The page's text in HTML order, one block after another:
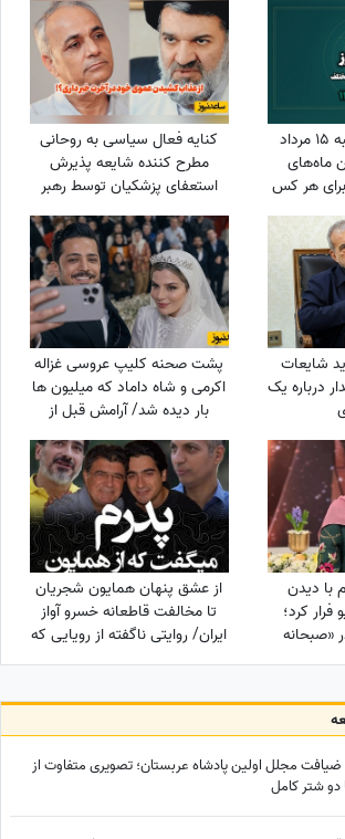
دعای امروز پنج‌شنبه 15 مرداد
ماه‌های
هر کس
زندگی
کنایه فعال سیاسی به روحانی
مطرح کننده شایعه پذیرش
استعفای پزشکیان توسط رهبر
انقلاب: چرا از حمله دشمن به
بیت رهبری جلوگیری نکردی؟
شایعات
درباره یک
پشت صحنه کلیپ عروسی غزاله
اکرمی و شاه داماد که میلیون ها
بار دیده شد/ آرامش قبل از
طوفان/ همه محو لبخند عروس
بودند؛ اما چند دقیقه بعد
همه‌چیز تغییر کرد!
با دیدن
کرد؛
«صبحانه
از عشق پنهان همایون شجریان
تا مخالفت قاطعانه خسرو آواز
ایران/ روایتی ناگفته از رویایی که
در سایه موسیقی ماند!
مجلل اولین پادشاه عربستان؛ تصویری متفاوت از
دو شتر کامل